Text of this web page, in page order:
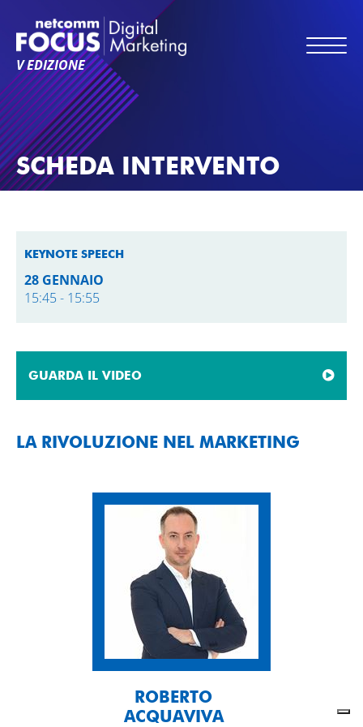
V EDIZIONE
SCHEDA INTERVENTO
KEYNOTE SPEECH
28 GENNAIO
15:45 - 15:55
GUARDA IL VIDEO
LA RIVOLUZIONE NEL MARKETING
ROBERTO
ACQUAVIVA